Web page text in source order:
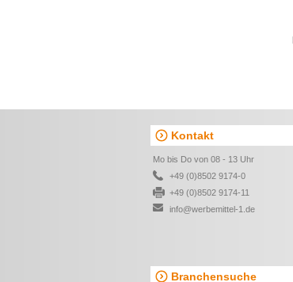
Kontakt
Mo bis Do von 08 - 13 Uhr
+49 (0)8502 9174-0
+49 (0)8502 9174-11
info@werbemittel-1.de
Branchensuche